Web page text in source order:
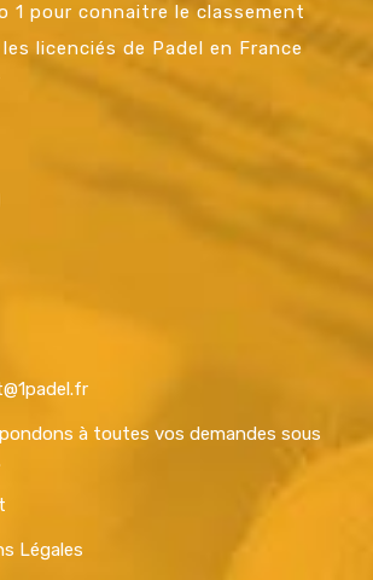
1 pour connaitre le classement
licenciés de Padel en France
à toutes vos demandes sous
Légales